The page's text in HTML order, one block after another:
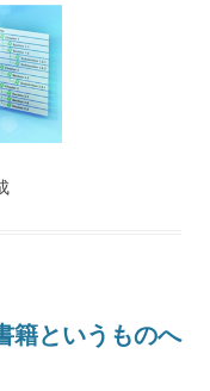
籍というものへ